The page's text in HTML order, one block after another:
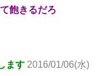
飽きるだろ
ます 2016/01/06(水)